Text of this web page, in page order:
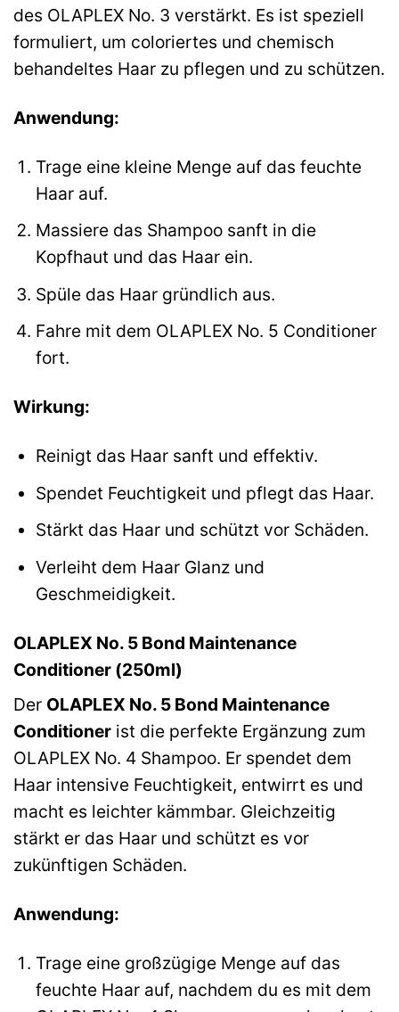
des OLAPLEX No. 3 verstärkt. Es ist speziell
formuliert, um coloriertes und chemisch
behandeltes Haar zu pflegen und zu schützen.
Anwendung:
Trage eine kleine Menge auf das feuchte
Haar auf.
Massiere das Shampoo sanft in die
Kopfhaut und das Haar ein.
Spüle das Haar gründlich aus.
Fahre mit dem OLAPLEX No. 5 Conditioner
fort.
Wirkung:
Reinigt das Haar sanft und effektiv.
Spendet Feuchtigkeit und pflegt das Haar.
Stärkt das Haar und schützt vor Schäden.
Verleiht dem Haar Glanz und
Geschmeidigkeit.
OLAPLEX No. 5 Bond Maintenance
Conditioner (250ml)
Der OLAPLEX No. 5 Bond Maintenance
Conditioner ist die perfekte Ergänzung zum
OLAPLEX No. 4 Shampoo. Er spendet dem
Haar intensive Feuchtigkeit, entwirrt es und
macht es leichter kämmbar. Gleichzeitig
stärkt er das Haar und schützt es vor
zukünftigen Schäden.
Anwendung:
Trage eine großzügige Menge auf das
feuchte Haar auf, nachdem du es mit dem